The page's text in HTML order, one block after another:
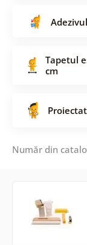
Tapetul
cm
Număr din